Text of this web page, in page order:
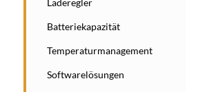
Laderegler
Batteriekapazität
Temperaturmanagement
Softwarelösungen